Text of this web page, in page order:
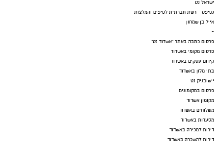
ישראל נט
נטיפס - רשת חברתית לטיפים והמלצות
אייל בן שמחון
-
פרסום כתבה באתר "אשדוד נט"
פרסום מקומי באשדוד
קידום עסקים באשדוד
בתי מלון באשדוד
יישובניק נט
פרסום במקומונים
מקומון אשדוד
משלוחים באשדוד
מסעדות באשדוד
דירות למכירה באשדוד
דירות להשכרה באשדוד